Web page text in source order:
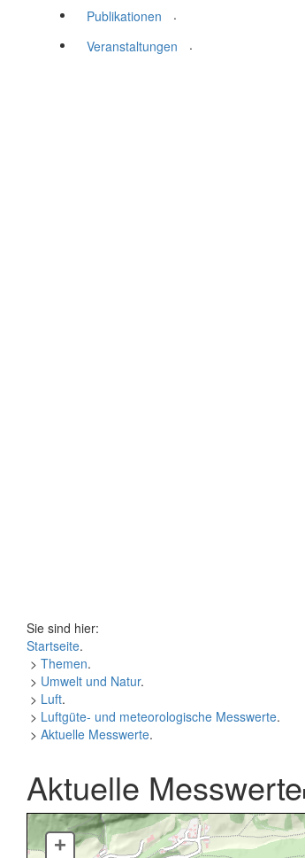
Publikationen
.
Veranstaltungen
.
Sie sind hier:
Startseite.
> Themen.
> Umwelt und Natur.
> Luft.
> Luftgüte- und meteorologische Messwerte.
> Aktuelle Messwerte.
Aktuelle Messwerte
+